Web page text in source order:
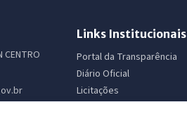
CENTRO
Links Institucionais
Portal da Transparência
Diário Oficial
Licitações